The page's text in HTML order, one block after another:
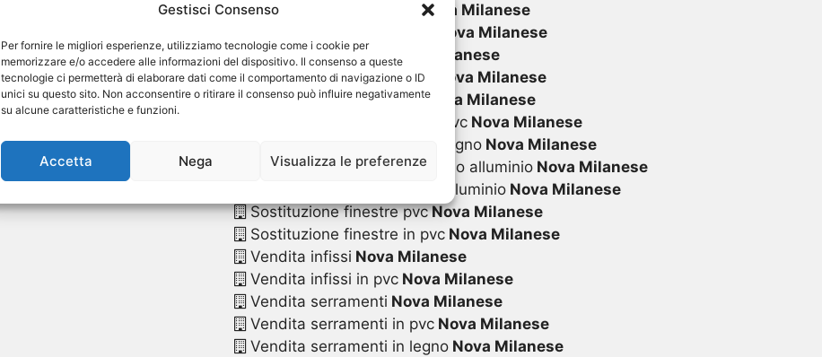
Gestisci Consenso
Per fornire le migliori esperienze, utilizziamo tecnologie come i cookie per
memorizzare e/o accedere alle informazioni del dispositivo. Il consenso a queste
tecnologie ci permetterà di elaborare dati come il comportamento di navigazione o ID
unici su questo sito. Non acconsentire o ritirare il consenso può influire negativamente
su alcune caratteristiche e funzioni.
Accetta Nega Visualizza le preferenze
Montaggio finestre pvc
Nova Milanese
Nova Milanese
Sostituzione infissiNova Milanese
Sostituzione infissi in pvc
Nova Milanese
Sostituzione serramentiNova Milanese
Sostituzione serramenti in pvc Nova Milanese
Sostituzione serramenti in legno Nova Milanese
Sostituzione serramenti legno alluminio Nova Milanese
Sostituzione serramenti in alluminio Nova Milanese
Sostituzione finestre pvcNova Milanese
Sostituzione finestre in pvc Nova Milanese
Vendita infissi Nova Milanese
Vendita infissi in pvc Nova Milanese
Vendita serramenti Nova Milanese
Vendita serramenti in pvc Nova Milanese
Vendita serramenti in legno Nova Milanese